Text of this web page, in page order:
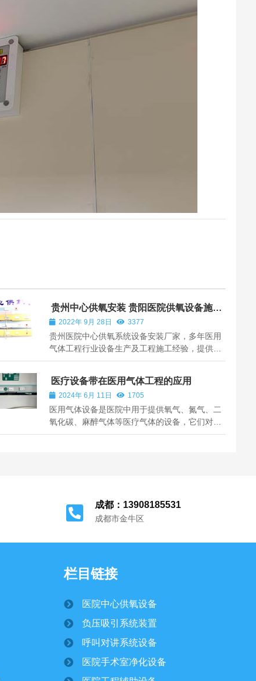
贵州中心供氧安装 贵阳医院供氧设备施工
厂家2022年 9月 28日 3377
贵州医院中心供氧系统设备安装厂家，多年医用
气体工程行业设备生产及工程施工经验，提供医
用中心供氧系统，医用负压吸引系统，医用压缩
方案。包括医用气体站房设备，医用气体管道和
管道减压稳压流量观测及压力传感报警装...
医疗设备带在医用气体工程的应用
2024年 6月 11日 1705
医用气体设备是医院中用于提供氧气、氮气、二
氧化碳、麻醉气体等医疗气体的设备，它们对于
医院的正常运行和患者治疗至关重要。使用医疗
成都：13908185531
成都市金牛区
栏目链接
医院中心供氧设备
负压吸引系统装置
呼叫对讲系统设备
医院手术室净化设备